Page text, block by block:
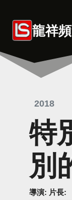
content 龍祥
2018
特
別
導演: 片長: